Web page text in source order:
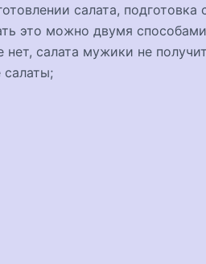
салата, подготовка
это можно двумя
салата мужики не